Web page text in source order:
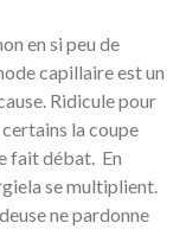
en si peu de
capillaire est un
Ridicule pour
la coupe
fait débat. En
se multiplient.
ne pardonne